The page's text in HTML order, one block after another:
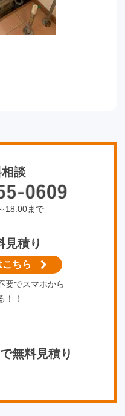
談
18:00まで
見積り
こちら
要でスマホから
！！
無料見積り